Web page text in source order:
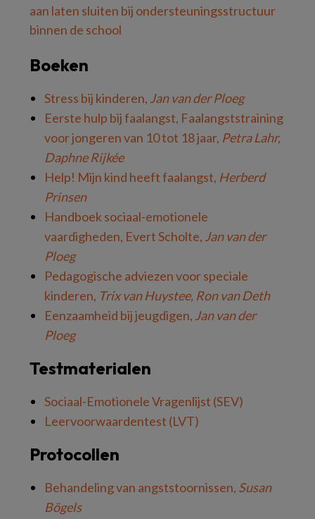
aan laten sluiten bij ondersteuningsstructuur
binnen de school
Boeken
Stress bij kinderen, Jan van der Ploeg
Eerste hulp bij faalangst, Faalangststraining
voor jongeren van 10 tot 18 jaar, Petra Lahr,
Daphne Rijkée
Help! Mijn kind heeft faalangst, Herberd
Prinsen
Handboek sociaal-emotionele
vaardigheden, Evert Scholte, Jan van der
Ploeg
Pedagogische adviezen voor speciale
kinderen, Trix van Huystee, Ron van Deth
Eenzaamheid bij jeugdigen, Jan van der
Ploeg
Testmaterialen
Sociaal-Emotionele Vragenlijst (SEV)
Leervoorwaardentest (LVT)
Protocollen
Behandeling van angststoornissen, Susan
Bögels